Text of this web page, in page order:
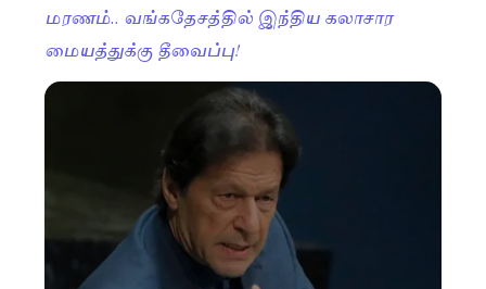
மரணம்.. வங்கதேசத்தில் இந்திய கலாசார
மையத்துக்கு தீவைப்பு!